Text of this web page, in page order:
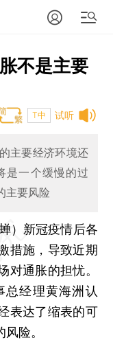
不是主要
试听
T中
主要经济环境还
是一个缓慢的过
主要风险
） 新冠疫情后各
措施，导致近期
对通胀的担忧。
总经理黄海洲认
表达了缩表的可
险。